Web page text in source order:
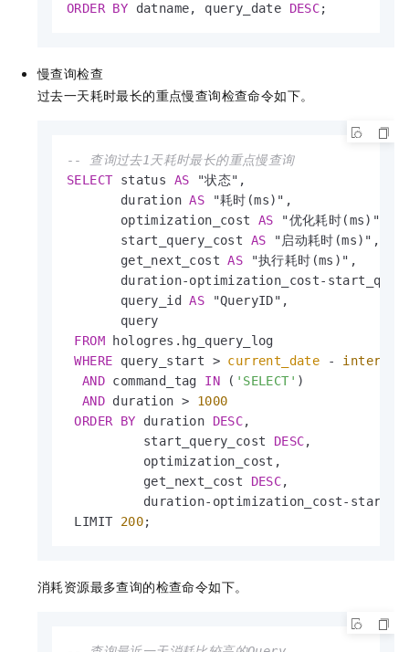
ORDER BY datname, query_date DESC;
慢查询检查
过去一天耗时最长的重点慢查询检查命令如下。
-- 查询过去1天耗时最长的重点慢查询
SELECT status AS "状态",
       duration
AS "耗时(ms)",
       optimization_cost
AS "优化耗时(ms)",
       start_query_cost
AS "启动耗时(ms)",
       get_next_cost
AS "执行耗时(ms)",
       duration
-optimization_cost-
       query_id
AS "QueryID",
       query
FROM hologres.hg_query_log
WHERE query_start > current_date -
interval
AND command_tag IN ( 'SELECT' )
AND duration >
1000
ORDER BY duration DESC,
          start_query_cost
DESC,
          optimization_cost,
          get_next_cost
DESC,
          duration
- optimization_cost-
LIMIT 200;
消耗资源最多查询的检查命令如下。